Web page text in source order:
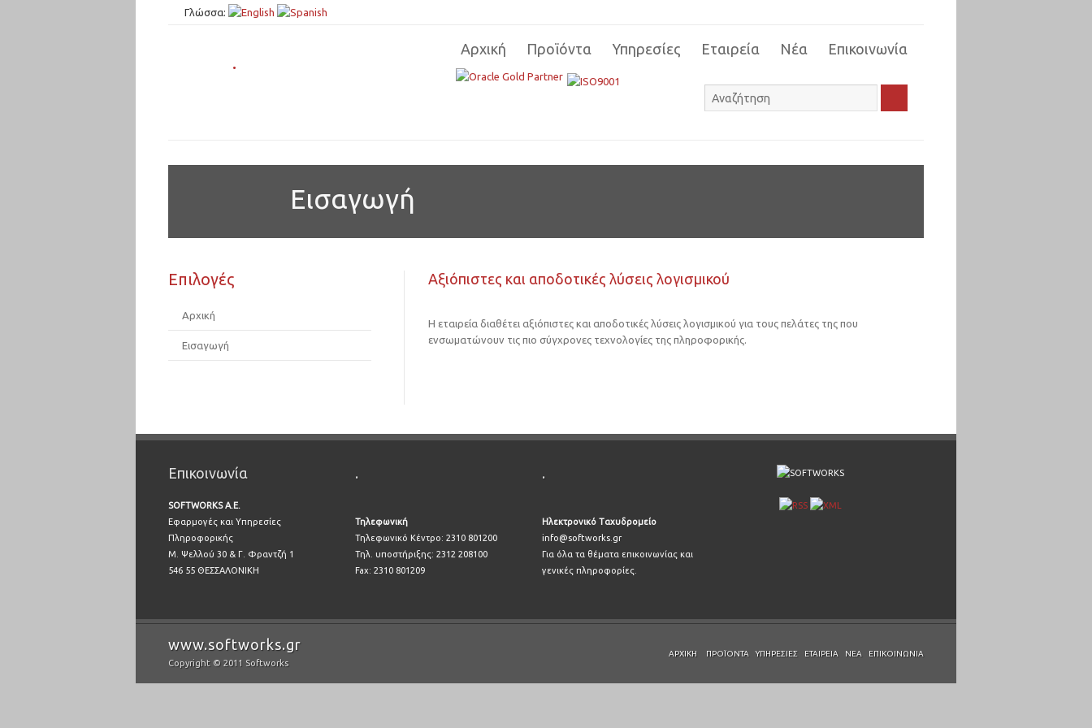
.
Αρχική Προϊόντα Υπηρεσίες Εταιρεία Νέα Επικοινωνία
Εισαγωγή
Επιλογές
Αρχική
Εισαγωγή
Αξιόπιστες και αποδοτικές λύσεις λογισμικού
Η εταιρεία διαθέτει αξιόπιστες και αποδοτικές λύσεις λογισμικού για τους πελάτες της που
ενσωματώνουν τις πιο σύγχρονες τεχνολογίες της πληροφορικής.
Επικοινωνία
SOFTWORKS A.E.
Εφαρμογές και Υπηρεσίες
Πληροφορικής
Μ. Ψελλού 30 & Γ. Φραντζή 1
546 55 ΘΕΣΣΑΛΟΝΙΚΗ
.
Τηλεφωνική
Τηλεφωνικό Κέντρο: 2310 801200
Τηλ. υποστήριξης: 2312 208100
Fax: 2310 801209
.
Ηλεκτρονικό Ταχυδρομείο
info@softworks.gr
Για όλα τα θέματα επικοινωνίας και
γενικές πληροφορίες.
www.softworks.gr
Copyright © 2011 Softworks
ΑΡΧΙΚΉ ΠΡΟΪΌΝΤΑ ΥΠΗΡΕΣΊΕΣ ΕΤΑΙΡΕΊΑ ΝΈΑ ΕΠΙΚΟΙΝΩΝΊΑ
Γλώσσα: